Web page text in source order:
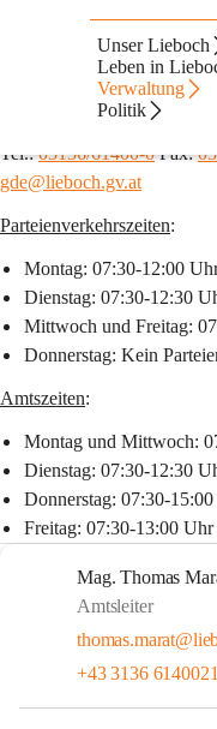
Unser Lieboch
Leben in
Verwaltung
Politik
Marktgemeinde Lieboch
Packer Straße 85, 8501
Tel.: 03136/61400-0 Fax:
gde@lieboch.gv.at
Parteienverkehrszeiten
Montag: 07:30-12:00
Dienstag: 07:30-12:30
Mittwoch und Freitag:
Donnerstag: Kein
Amtszeiten:
Montag und Mittwoch:
Dienstag: 07:30-12:30
Donnerstag: 07:30-
Freitag: 07:30-13:00 Uhr
Mag. Thomas
Amtsleiter
+43 3136 6140021